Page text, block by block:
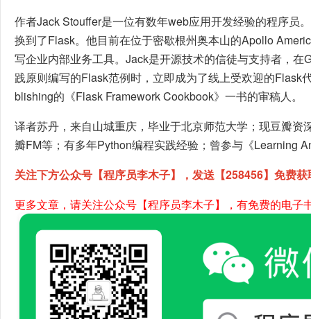
作者Jack Stouffer是一位有数年web应用开发经验的程序员
换到了Flask。他目前在位于密歇根州奥本山的Apollo
写企业内部业务工具。Jack是开源技术的信徒与支持者，在
践原则编写的Flask范例时，立即成为了线上受欢迎的Flask
blishing的《Flask Framework Cookbook》一书的审稿人。
译者苏丹，来自山城重庆，毕业于北京师范大学；现豆瓣资
瓣FM等；有多年Python编程实践经验；曾参与《Learning
关注下方公众号【程序员李木子】，发送【258456】免费获
更多文章，请关注公众号【程序员李木子】，有免费的电子